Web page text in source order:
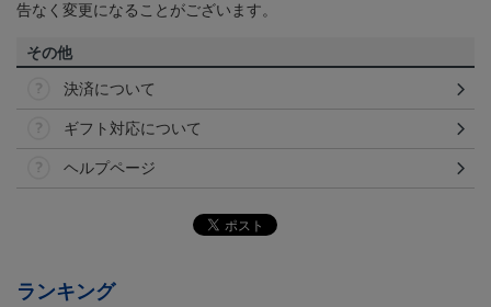
告なく変更になることがございます。
その他
決済について
ギフト対応について
ヘルプページ
ランキング